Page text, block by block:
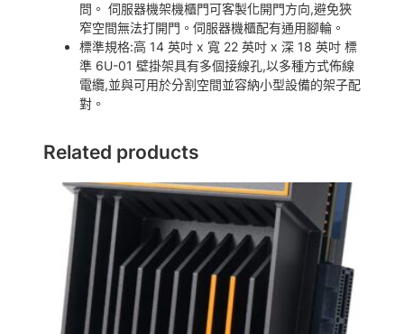
問。 伺服器機架機櫃門可客製化開門方向,避免狹
窄空間無法打開門。伺服器機櫃配有通用腳輪。
標準規格:高 14 英吋 x 寬 22 英吋 x 深 18 英吋 標
準 6U-01 壁掛架具有多個接線孔,以多種方式佈線
電纜,並與可用於分割空間並容納小型設備的架子配
對。
Related products